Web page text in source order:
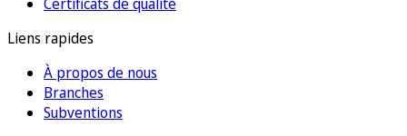
Liens rapides
À propos de nous
Branches
Subventions